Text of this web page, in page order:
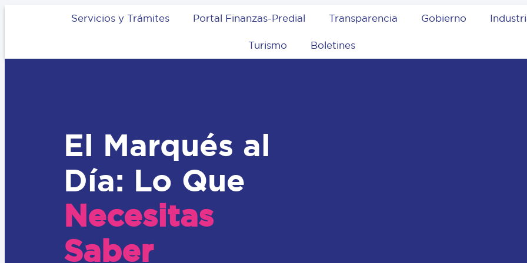
Servicios y Trámites Portal Finanzas-Predial Transparencia Gobierno
Turismo Boletines
El Marqués al
Día: Lo Que
Necesitas
Saber